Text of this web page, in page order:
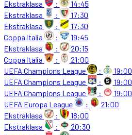
Ekstraklasa
:
14:45
Ekstraklasa
:
17:30
Ekstraklasa
:
17:30
Coppa Italia
:
19:45
Ekstraklasa
:
20:15
Coppa Italia
:
21:00
UEFA Champions League
:
19:00
UEFA Champions League
:
19:00
UEFA Champions League
:
19:00
UEFA Europa League
:
21:00
Ekstraklasa
:
18:00
Ekstraklasa
:
20:30